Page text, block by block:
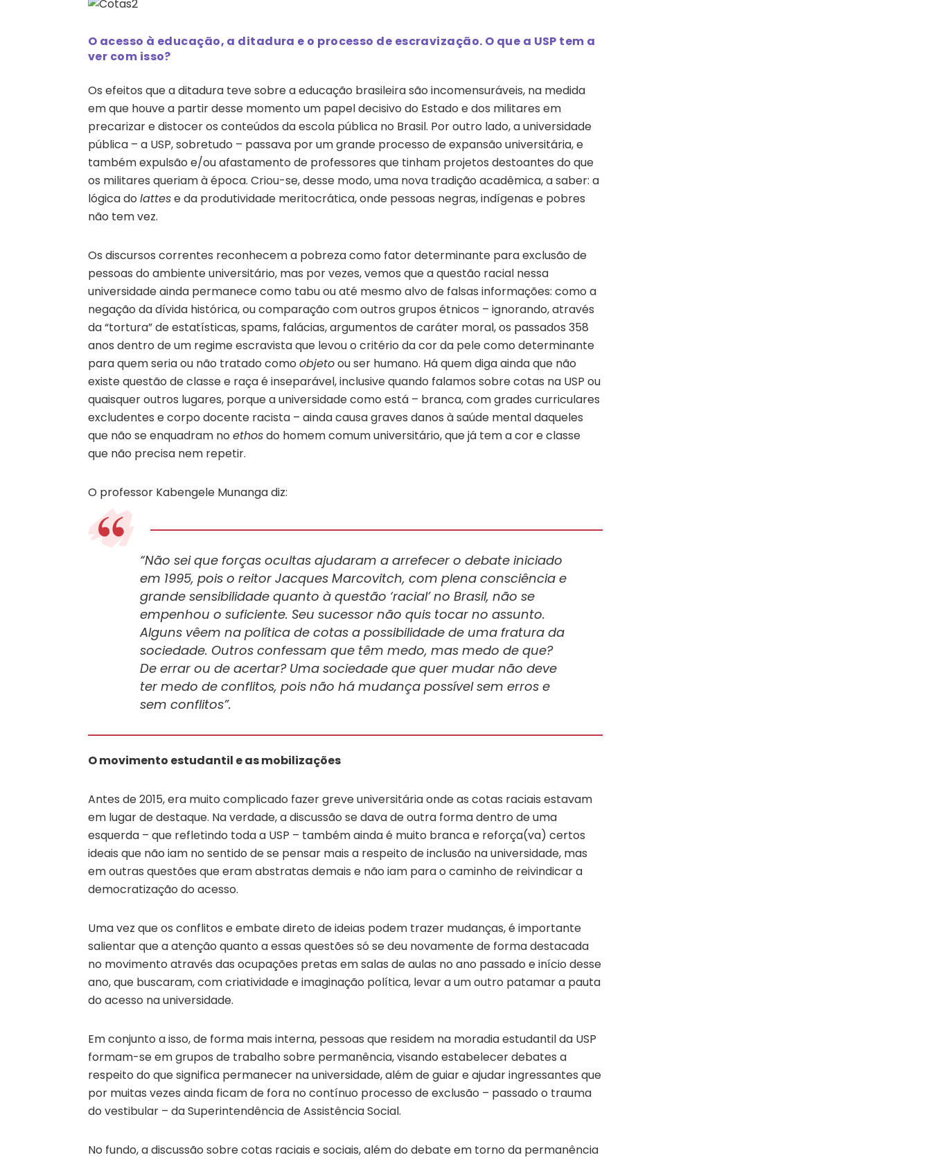
O acesso à educação, a ditadura e o processo de escravização. O que a USP tem a
ver com isso?
Os efeitos que a ditadura teve sobre a educação brasileira são incomensuráveis, na medida
em que houve a partir desse momento um papel decisivo do Estado e dos militares em
precarizar e distocer os conteúdos da escola pública no Brasil. Por outro lado, a universidade
pública – a USP, sobretudo – passava por um grande processo de expansão universitária, e
também expulsão e/ou afastamento de professores que tinham projetos destoantes do que
os militares queriam à época. Criou-se, desse modo, uma nova tradição acadêmica, a saber: a
lógica do lattese da produtividade meritocrática, onde pessoas negras, indígenas e pobres
não tem vez.
Os discursos correntes reconhecem a pobreza como fator determinante para exclusão de
pessoas do ambiente universitário, mas por vezes, vemos que a questão racial nessa
universidade ainda permanece como tabu ou até mesmo alvo de falsas informações: como a
negação da dívida histórica, ou comparação com outros grupos étnicos – ignorando, através
da “tortura” de estatísticas, spams, falácias, argumentos de caráter moral, os passados 358
anos dentro de um regime escravista que levou o critério da cor da pele como determinante
para quem seria ou não tratado como objetoou ser humano. Há quem diga ainda que não
existe questão de classe e raça é inseparável, inclusive quando falamos sobre cotas na USP ou
quaisquer outros lugares, porque a universidade como está – branca, com grades curriculares
excludentes e corpo docente racista – ainda causa graves danos à saúde mental daqueles
que não se enquadram no ethosdo homem comum universitário, que já tem a cor e classe
que não precisa nem repetir.
O professor Kabengele Munanga diz:
“Não sei que forças ocultas ajudaram a arrefecer o debate iniciado
em 1995, pois o reitor Jacques Marcovitch, com plena consciência e
grande sensibilidade quanto à questão ‘racial’ no Brasil, não se
empenhou o suficiente. Seu sucessor não quis tocar no assunto.
Alguns vêem na política de cotas a possibilidade de uma fratura da
sociedade. Outros confessam que têm medo, mas medo de que?
De errar ou de acertar? Uma sociedade que quer mudar não deve
ter medo de conflitos, pois não há mudança possível sem erros e
sem conflitos”.
O movimento estudantil e as mobilizações
Antes de 2015, era muito complicado fazer greve universitária onde as cotas raciais estavam
em lugar de destaque. Na verdade, a discussão se dava de outra forma dentro de uma
esquerda – que refletindo toda a USP – também ainda é muito branca e reforça(va) certos
ideais que não iam no sentido de se pensar mais a respeito de inclusão na universidade, mas
em outras questões que eram abstratas demais e não iam para o caminho de reivindicar a
democratização do acesso.
Uma vez que os conflitos e embate direto de ideias podem trazer mudanças, é importante
salientar que a atenção quanto a essas questões só se deu novamente de forma destacada
no movimento através das ocupações pretas em salas de aulas no ano passado e início desse
ano, que buscaram, com criatividade e imaginação política, levar a um outro patamar a pauta
do acesso na universidade.
Em conjunto a isso, de forma mais interna, pessoas que residem na moradia estudantil da USP
formam-se em grupos de trabalho sobre permanência, visando estabelecer debates a
respeito do que significa permanecer na universidade, além de guiar e ajudar ingressantes que
por muitas vezes ainda ficam de fora no contínuo processo de exclusão – passado o trauma
do vestibular – da Superintendência de Assistência Social.
No fundo, a discussão sobre cotas raciais e sociais, além do debate em torno da permanência